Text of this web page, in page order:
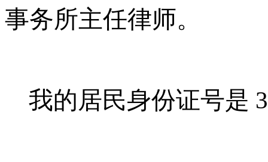
事务所主任律师。
我的居民身份证号是